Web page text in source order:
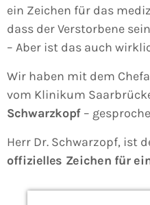
ein Zeichen für das
dass der Verstorbene
– Aber ist das auch
Wir haben mit dem
vom Klinikum
Schwarzkopf –
Herr Dr. Schwarzopf, ist
offizielles Zeichen für